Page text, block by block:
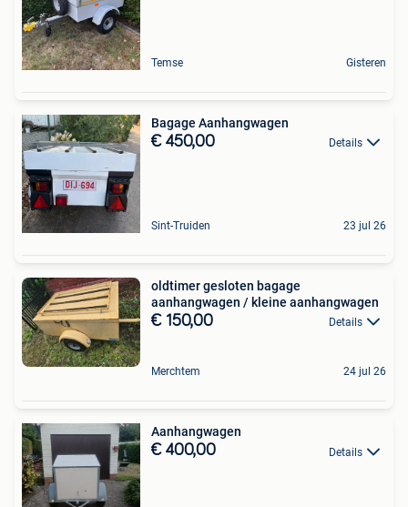
Temse Gisteren
Bagage Aanhangwagen
€ 450,00 Details
Sint-Truiden 23 jul 26
oldtimer gesloten bagage
aanhangwagen / kleine aanhangwagen
€ 150,00 Details
Merchtem 24 jul 26
Aanhangwagen
€ 400,00 Details